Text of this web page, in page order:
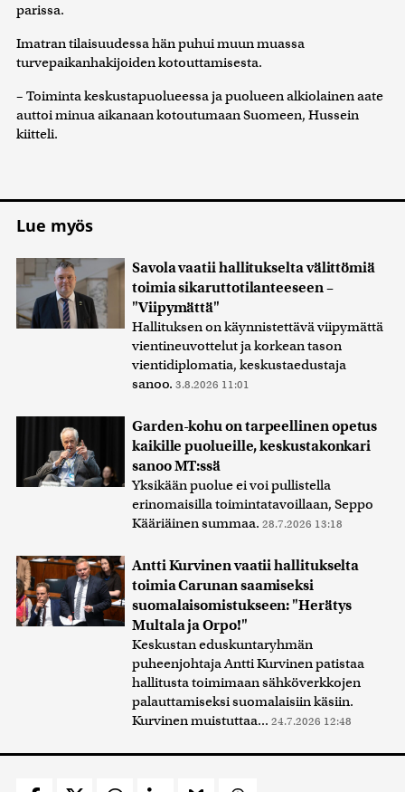
parissa.
Imatran tilaisuudessa hän puhui muun muassa
turvepaikanhakijoiden kotouttamisesta.
– Toiminta keskustapuolueessa ja puolueen alkiolainen aate
auttoi minua aikanaan kotoutumaan Suomeen, Hussein
kiitteli.
Lue myös
Savola vaatii hallitukselta välittömiä
toimia sikaruttotilanteeseen –
"Viipymättä"
Hallituksen on käynnistettävä viipymättä
vientineuvottelut ja korkean tason
vientidiplomatia, keskustaedustaja
sanoo. 3.8.2026 11:01
Garden-kohu on tarpeellinen opetus
kaikille puolueille, keskustakonkari
sanoo MT:ssä
Yksikään puolue ei voi pullistella
erinomaisilla toimintatavoillaan, Seppo
Kääriäinen summaa. 28.7.2026 13:18
Antti Kurvinen vaatii hallitukselta
toimia Carunan saamiseksi
suomalaisomistukseen: "Herätys
Multala ja Orpo!"
Keskustan eduskuntaryhmän
puheenjohtaja Antti Kurvinen patistaa
hallitusta toimimaan sähköverkkojen
palauttamiseksi suomalaisiin käsiin.
Kurvinen muistuttaa... 24.7.2026 12:48